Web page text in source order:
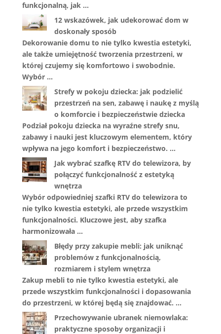
funkcjonalną, jak …
12 wskazówek, jak udekorować dom w
doskonały sposób
Dekorowanie domu to nie tylko kwestia estetyki,
ale także umiejętność tworzenia przestrzeni, w
której czujemy się komfortowo i swobodnie.
Wybór …
Strefy w pokoju dziecka: jak podzielić
przestrzeń na sen, zabawę i naukę z myślą
o komforcie i bezpieczeństwie dziecka
Podział pokoju dziecka na wyraźne strefy snu,
zabawy i nauki jest kluczowym elementem, który
wpływa na jego komfort i bezpieczeństwo. …
Jak wybrać szafkę RTV do telewizora, by
połączyć funkcjonalność z estetyką
wnętrza
Wybór odpowiedniej szafki RTV do telewizora to
nie tylko kwestia estetyki, ale przede wszystkim
funkcjonalności. Kluczowe jest, aby szafka
harmonizowała …
Błędy przy zakupie mebli: jak uniknąć
problemów z funkcjonalnością,
rozmiarem i stylem wnętrza
Zakup mebli to nie tylko kwestia estetyki, ale
przede wszystkim funkcjonalności i dopasowania
do przestrzeni, w której będą się znajdować. …
Przechowywanie ubranek niemowlaka:
praktyczne sposoby organizacji i